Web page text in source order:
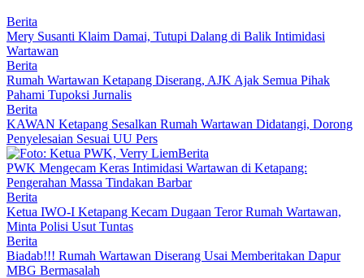
Berita
Mery Susanti Klaim Damai, Tutupi Dalang di Balik Intimidasi
Wartawan
Berita
Rumah Wartawan Ketapang Diserang, AJK Ajak Semua Pihak
Pahami Tupoksi Jurnalis
Berita
KAWAN Ketapang Sesalkan Rumah Wartawan Didatangi, Dorong
Penyelesaian Sesuai UU Pers
Berita
PWK Mengecam Keras Intimidasi Wartawan di Ketapang:
Pengerahan Massa Tindakan Barbar
Berita
Ketua IWO-I Ketapang Kecam Dugaan Teror Rumah Wartawan,
Minta Polisi Usut Tuntas
Berita
Biadab!!! Rumah Wartawan Diserang Usai Memberitakan Dapur
MBG Bermasalah